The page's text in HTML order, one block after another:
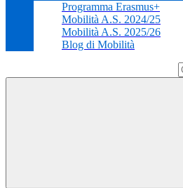
Programma Erasmus+
Mobilità A.S. 2024/25
Mobilità A.S. 2025/26
Blog di Mobilità